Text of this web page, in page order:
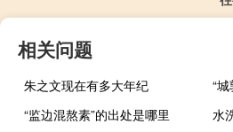
相关问题
朱之文现在有多大年纪
“
“监边混熬素”的出处是哪里
水